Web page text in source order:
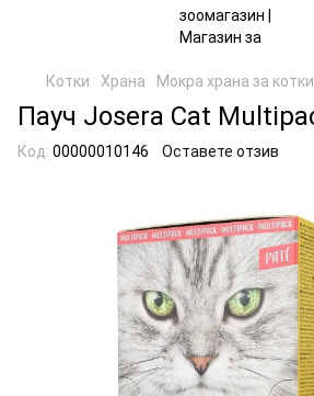
Котки Храна Мокра храна за котки
Пауч Josera Cat
Код: 00000010146 Оставете отзив